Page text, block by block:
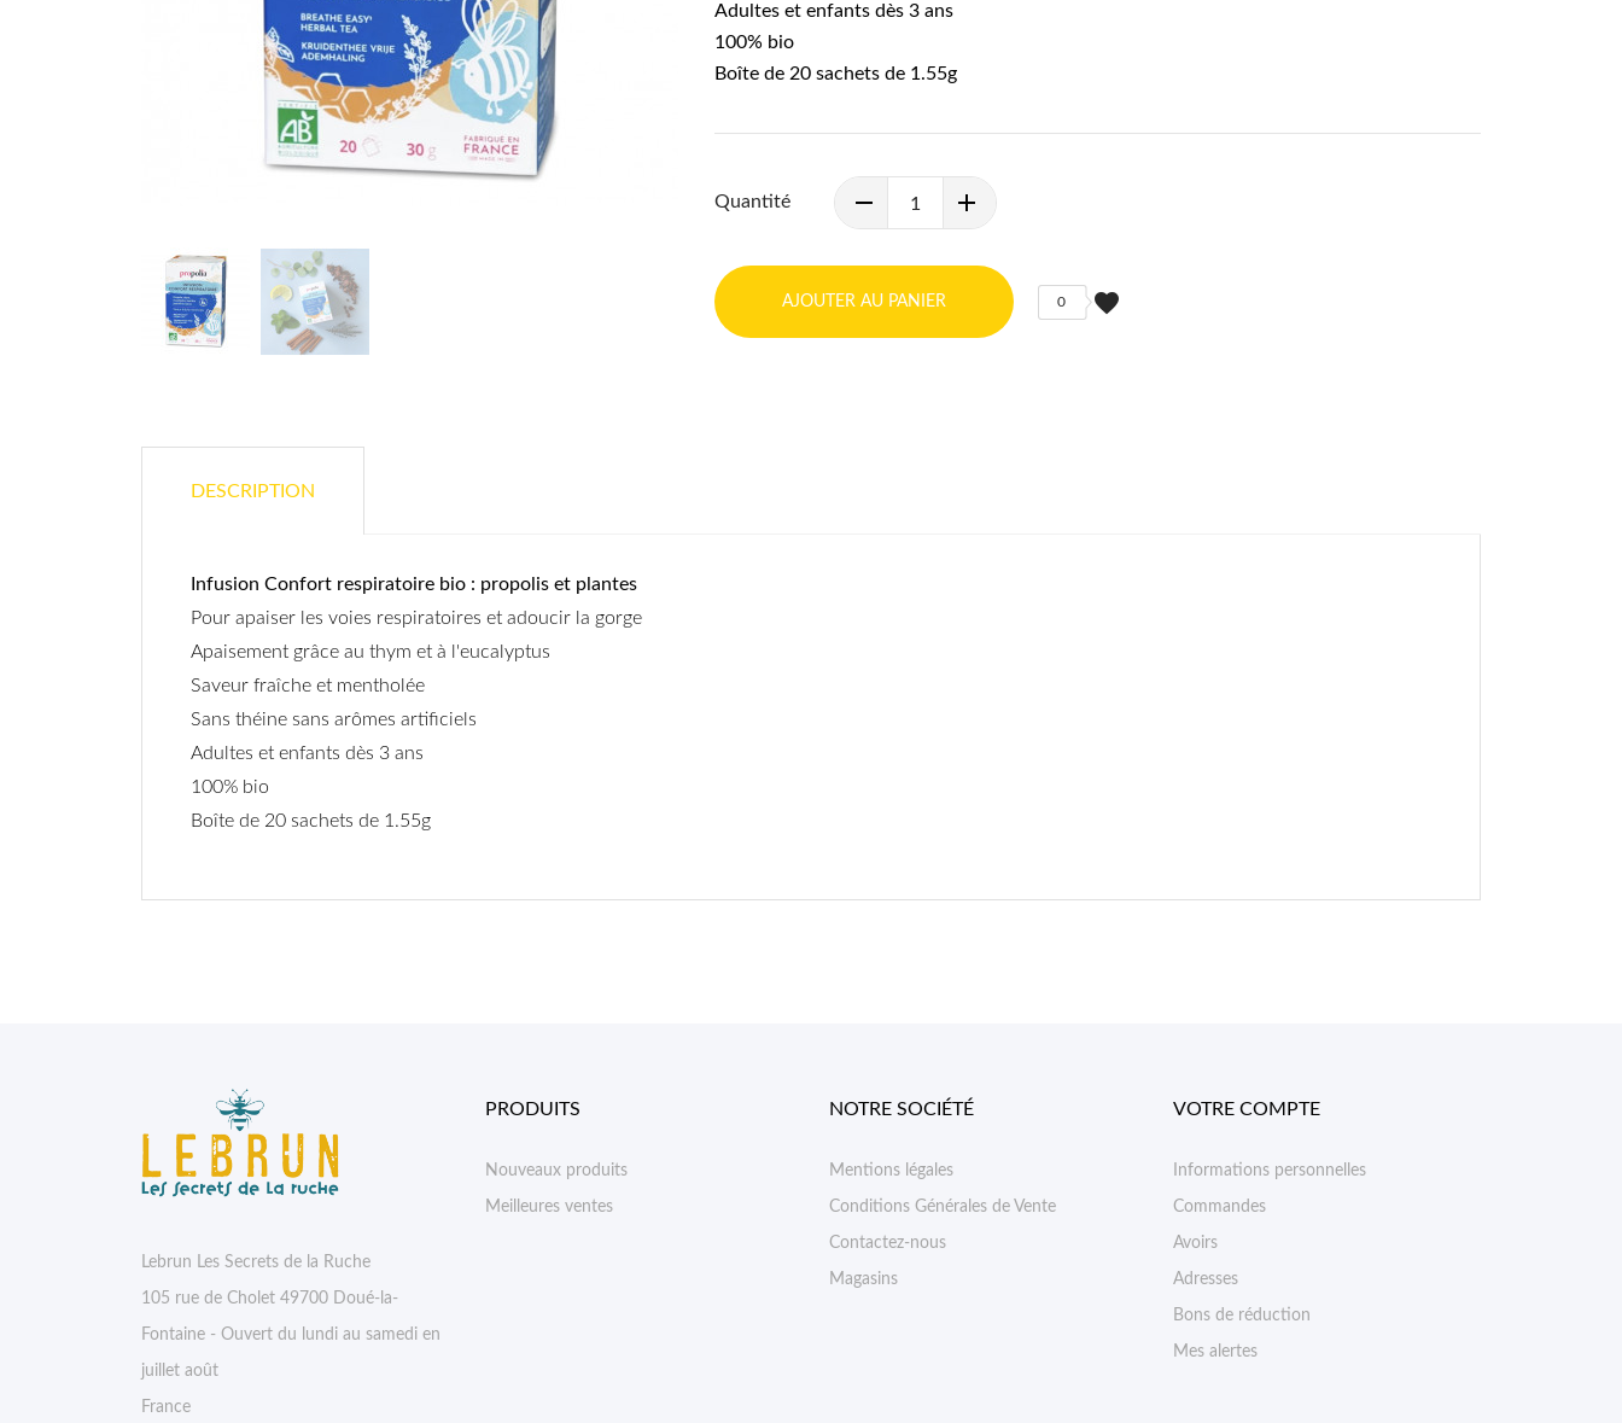
Adultes et enfants dès 3 ans
100% bio
Boîte de 20 sachets de 1.55g
Quantité
AJOUTER AU PANIER favorite
0
DESCRIPTION
Infusion Confort respiratoire bio : propolis et plantes
Pour apaiser les voies respiratoires et adoucir la gorge
Apaisement grâce au thym et à l'eucalyptus
Saveur fraîche et mentholée
Sans théine sans arômes artificiels
Adultes et enfants dès 3 ans
100% bio
Boîte de 20 sachets de 1.55g
Lebrun Les Secrets de la Ruche
105 rue de Cholet 49700 Doué-la-
Fontaine - Ouvert du lundi au samedi en
juillet août
France
PRODUITS
Nouveaux produits
Meilleures ventes
NOTRE SOCIÉTÉ
Mentions légales
Conditions Générales de Vente
Contactez-nous
Magasins
VOTRE COMPTE
Informations personnelles
Commandes
Avoirs
Adresses
Bons de réduction
Mes alertes